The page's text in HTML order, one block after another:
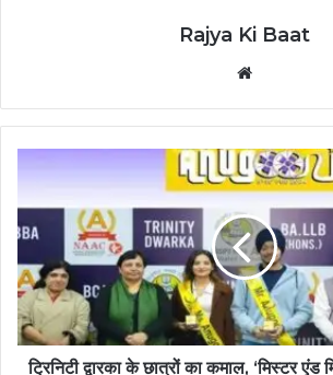
Rajya Ki Baat
ट्रिनिटी द्वारका के छात्रों का कमाल, ‘मिस्टर